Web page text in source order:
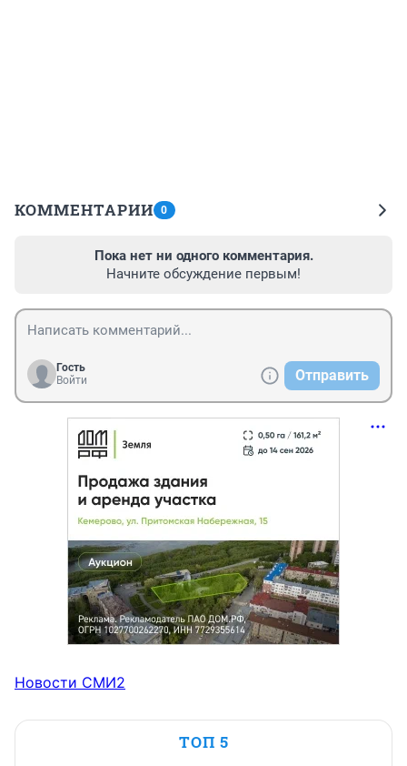
КОММЕНТАРИИ 0
Пока нет ни одного комментария.
Начните обсуждение первым!
Гость
Войти
Отправить
Новости СМИ2
ТОП 5